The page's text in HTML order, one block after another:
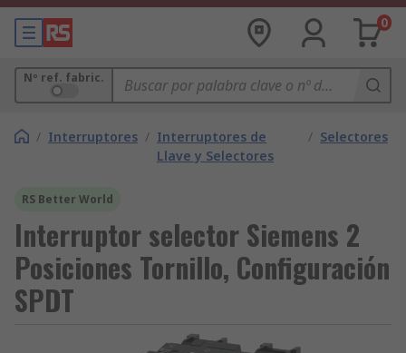
0
Nº ref. fabric.
/ Interruptores / Interruptores de
Llave y Selectores
/ Selectores
RS Better World
Interruptor selector Siemens 2
Posiciones Tornillo, Configuración
SPDT